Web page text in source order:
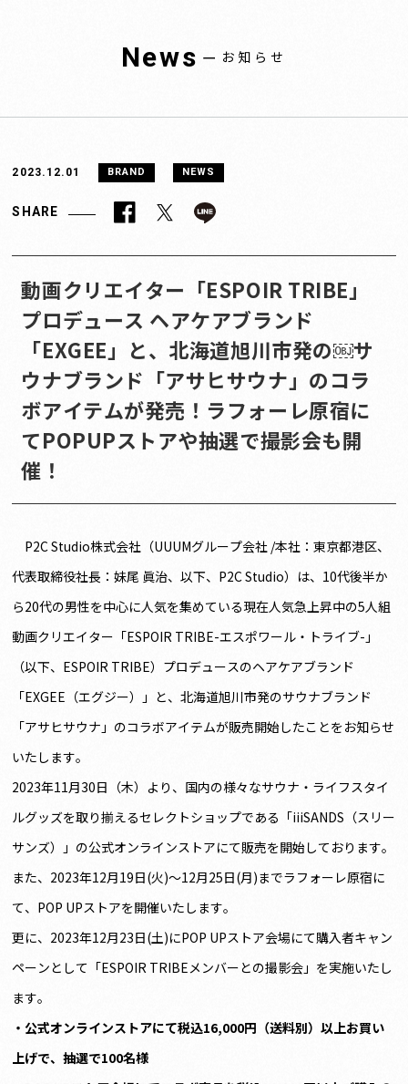
News ー お知らせ
2023.12.01 BRAND NEWS
SHARE
動画クリエイター「ESPOIR TRIBE」
プロデュース ヘアケアブランド
「EXGEE」と、北海道旭川市発の￼サ
ウナブランド「アサヒサウナ」のコラ
ボアイテムが発売！ラフォーレ原宿に
てPOPUPストアや抽選で撮影会も開
催！
P2C Studio株式会社（UUUMグループ会社 /本社：東京都港区、
代表取締役社長：妹尾 眞治、以下、P2C Studio）は、10代後半か
ら20代の男性を中心に人気を集めている現在人気急上昇中の5人組
動画クリエイター「ESPOIR TRIBE-エスポワール・トライブ-」
（以下、ESPOIR TRIBE）プロデュースのヘアケアブランド
「EXGEE（エグジー）」と、北海道旭川市発のサウナブランド
「アサヒサウナ」のコラボアイテムが販売開始したことをお知らせ
いたします。
2023年11月30日（木）より、国内の様々なサウナ・ライフスタイ
ルグッズを取り揃えるセレクトショップである「iiiSANDS（スリー
サンズ）」の公式オンラインストアにて販売を開始しております。
また、2023年12月19日(火)〜12月25日(月)までラフォーレ原宿に
て、POP UPストアを開催いたします。
更に、2023年12月23日(土)にPOP UPストア会場にて購入者キャン
ペーンとして「ESPOIR TRIBEメンバーとの撮影会」を実施いたし
ます。
・公式オンラインストアにて税込16,000円（送料別）以上お買い
上げで、抽選で100名様